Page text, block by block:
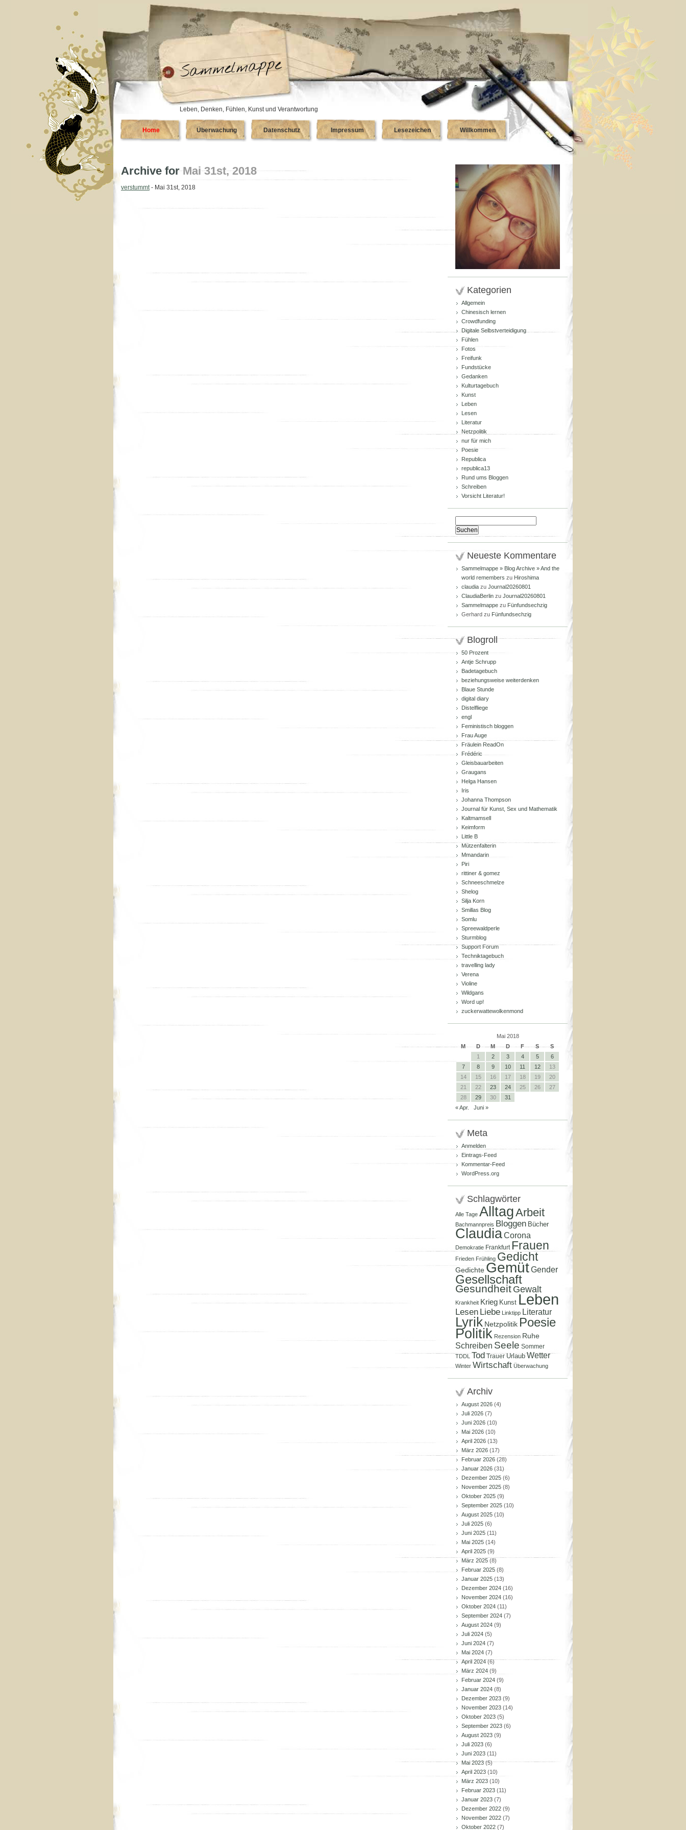
Leben, Denken, Fühlen, Kunst und Verantwortung
Home Überwachung Datenschutz Impressum Lesezeichen Willkommen
Archive for Mai 31st, 2018
verstummt- Mai 31st, 2018
Kategorien
Allgemein
Chinesisch lernen
Crowdfunding
Digitale Selbstverteidigung
Fühlen
Fotos
Freifunk
Fundstücke
Gedanken
Kulturtagebuch
Kunst
Leben
Lesen
Literatur
Netzpolitik
nur für mich
Poesie
Republica
republica13
Rund ums Bloggen
Schreiben
Vorsicht Literatur!
nach:
Neueste Kommentare
Sammelmappe » Blog Archive » And the
world remembers zu Hiroshima
claudia zu Journal20260801
ClaudiaBerlin zu Journal20260801
Sammelmappe zu Fünfundsechzig
Gerhard zu Fünfundsechzig
Blogroll
50 Prozent
Antje Schrupp
Badetagebuch
beziehungsweise weiterdenken
Blaue Stunde
digital diary
Distelfliege
engl
Feministisch bloggen
Frau Auge
Fräulein ReadOn
Frédéric
Gleisbauarbeiten
Graugans
Helga Hansen
Iris
Johanna Thompson
Journal für Kunst, Sex und Mathematik
Kaltmamsell
Keimform
Little B
Mützenfalterin
Mmandarin
Piri
rittiner & gomez
Schneeschmelze
Shelog
Silja Korn
Smillas Blog
Somlu
Spreewaldperle
Sturmblog
Support Forum
Techniktagebuch
travelling lady
Verena
Violine
Wildgans
Word up!
zuckerwattewolkenmond
Mai 2018
M
D M D F S
S
1
2 3 4 5
6
7
8 9 10 11 12
13
14
15 16 17 18 19
20
21
22 23 24 25 26
27
28
29 30
31
« Apr.
Juni »
Meta
Anmelden
Eintrags-Feed
Kommentar-Feed
WordPress.org
Schlagwörter
Alle Tage AlltagArbeit
Bachmannpreis Bloggen Bücher
ClaudiaCorona
Demokratie Frankfurt Frauen
Frieden Frühling Gedicht
Gedichte GemütGender
Gesellschaft
Gesundheit Gewalt
Krankheit Krieg Kunst Leben
Lesen Liebe Linktipp Literatur
Lyrik Netzpolitik Poesie
Politik Rezension Ruhe
Schreiben Seele Sommer
TDDL Tod Trauer Urlaub Wetter
Winter Wirtschaft Überwachung
Archiv
August 2026 (4)
Juli 2026 (7)
Juni 2026 (10)
Mai 2026 (10)
April 2026 (13)
März 2026 (17)
Februar 2026 (28)
Januar 2026 (31)
Dezember 2025 (6)
November 2025 (8)
Oktober 2025 (9)
September 2025 (10)
August 2025 (10)
Juli 2025 (6)
Juni 2025 (11)
Mai 2025 (14)
April 2025 (9)
März 2025 (8)
Februar 2025 (8)
Januar 2025 (13)
Dezember 2024 (16)
November 2024 (16)
Oktober 2024 (11)
September 2024 (7)
August 2024 (9)
Juli 2024 (5)
Juni 2024 (7)
Mai 2024 (7)
April 2024(6)
März 2024 (9)
Februar 2024 (9)
Januar 2024 (8)
Dezember 2023 (9)
November 2023 (14)
Oktober 2023 (5)
September 2023 (6)
August 2023 (9)
Juli 2023 (6)
Juni 2023 (11)
Mai 2023(5)
April 2023 (10)
März 2023 (10)
Februar 2023 (11)
Januar 2023 (7)
Dezember 2022 (9)
November 2022 (7)
Oktober 2022 (7)